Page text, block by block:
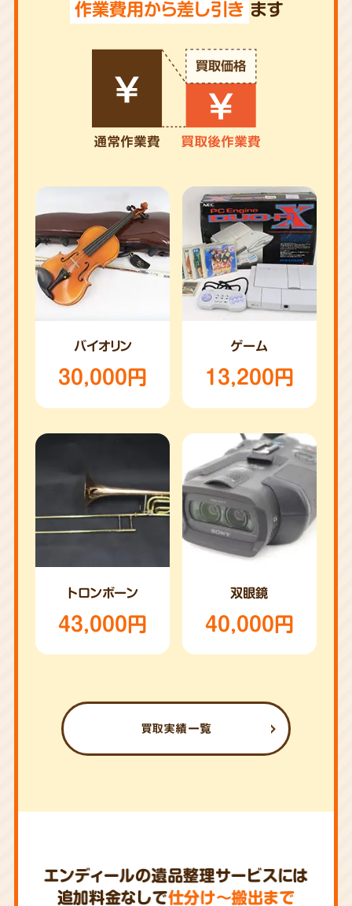
作業費用から差し引き ます
バイオリン
30,000円
ゲーム
13,200円
トロンボーン
43,000円
双眼鏡
40,000円
買取実績一覧
エンディールの遺品整理サービスには
追加料金なしで仕分け～搬出まで